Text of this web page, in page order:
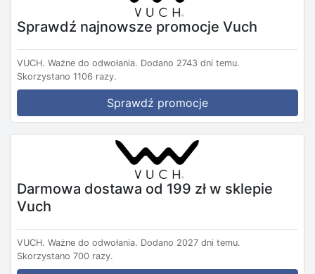
Sprawdź najnowsze promocje Vuch
VUCH. Ważne do odwołania. Dodano 2743 dni temu.
Skorzystano 1106 razy.
Sprawdź promocje
Darmowa dostawa od 199 zł w sklepie
Vuch
VUCH. Ważne do odwołania. Dodano 2027 dni temu.
Skorzystano 700 razy.